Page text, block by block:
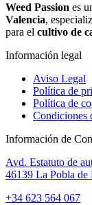
Weed Passion es
Valencia,
para el cultivo de
Información legal
Aviso Legal
Política de
Política de
Condiciones
Información de
Avd. Estatuto de
46139 La Pobla de
+34 623 564 067